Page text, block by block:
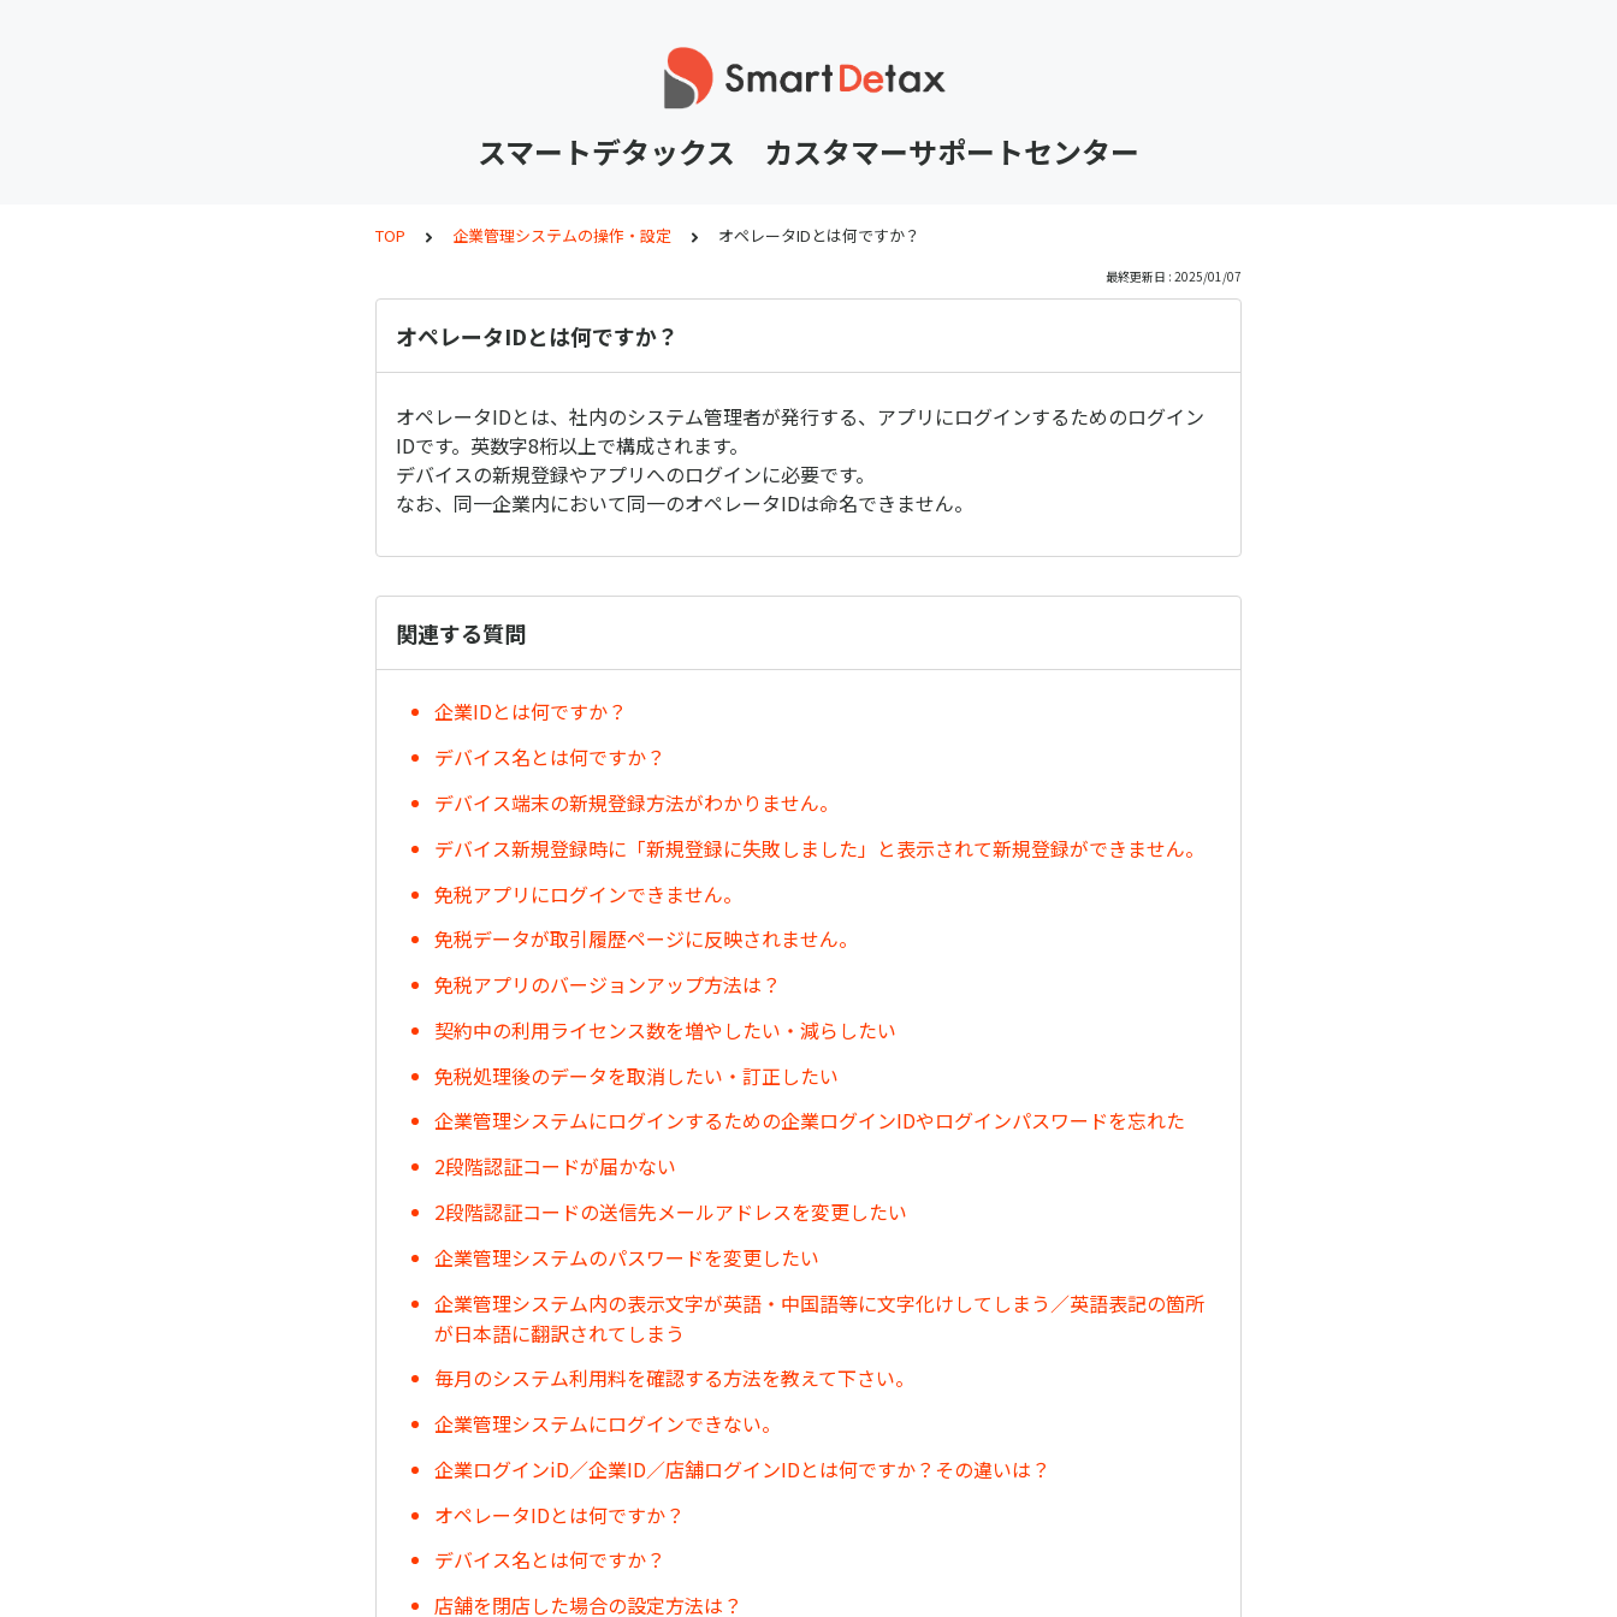
スマートデタックス カスタマーサポートセンター
TOP 企業管理システムの操作・設定 オペレータIDとは何ですか？
最終更新日 : 2025/01/07
オペレータIDとは何ですか？
オペレータIDとは、社内のシステム管理者が発行する、アプリにログインするためのログイン
IDです。英数字8桁以上で構成されます。
デバイスの新規登録やアプリへのログインに必要です。
なお、同一企業内において同一のオペレータIDは命名できません。
関連する質問
企業IDとは何ですか？
デバイス名とは何ですか？
デバイス端末の新規登録方法がわかりません。
デバイス新規登録時に「新規登録に失敗しました」と表示されて新規登録ができません。
免税アプリにログインできません。
免税データが取引履歴ページに反映されません。
免税アプリのバージョンアップ方法は？
契約中の利用ライセンス数を増やしたい・減らしたい
免税処理後のデータを取消したい・訂正したい
企業管理システムにログインするための企業ログインIDやログインパスワードを忘れた
2段階認証コードが届かない
2段階認証コードの送信先メールアドレスを変更したい
企業管理システムのパスワードを変更したい
企業管理システム内の表示文字が英語・中国語等に文字化けしてしまう／英語表記の箇所
が日本語に翻訳されてしまう
毎月のシステム利用料を確認する方法を教えて下さい。
企業管理システムにログインできない。
企業ログインiD／企業ID／店舗ログインIDとは何ですか？その違いは？
オペレータIDとは何ですか？
デバイス名とは何ですか？
店舗を閉店した場合の設定方法は？